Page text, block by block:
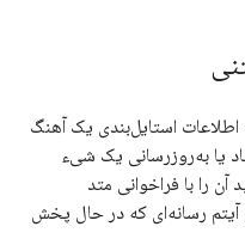
استایل‌بندی یک آهنگ
یا به‌روزرسانی یک شیء
آن را با فراخوانی متد
آیتم رسانه‌ای که در حال پخش